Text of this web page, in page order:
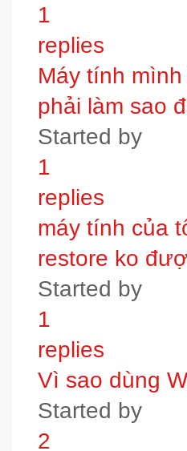
1
replies
Máy tính
phải làm sao
Started by
1
replies
máy tính của
restore ko
Started by
1
replies
Vì sao dùng
Started by
2